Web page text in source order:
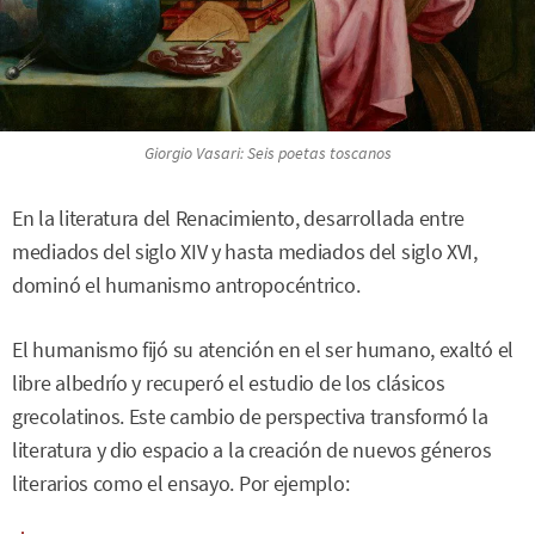
Giorgio Vasari:Seis poetas toscanos
En la literatura del Renacimiento, desarrollada entre
mediados del siglo XIV y hasta mediados del siglo XVI,
dominó el humanismo antropocéntrico.
El humanismo fijó su atención en el ser humano, exaltó el
libre albedrío y recuperó el estudio de los clásicos
grecolatinos. Este cambio de perspectiva transformó la
literatura y dio espacio a la creación de nuevos géneros
literarios como el ensayo. Por ejemplo: